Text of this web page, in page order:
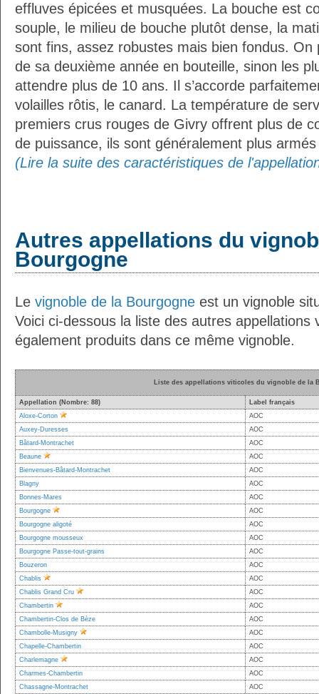
effluves épicées et musquées. La bouche est
souple, le milieu de bouche plutôt dense, la
sont fins, assez robustes mais bien fondus. On
de sa deuxième année en bouteille, sinon les
attendre plus de 10 ans. Il s’accorde
volailles rôtis, le canard. La température de
premiers crus rouges de Givry offrent plus de
de puissance, ils sont généralement plus
(Lire la suite des caractéristiques de
Autres appellations du
Bourgogne
Le vignoble de la Bourgogne est un vignoble
Voici ci-dessous la liste des autres appellations
également produits dans ce même vignoble.
Liste des appellations viticoles du vignoble de la
Appellation (Nombre: 88)
Label français
Aloxe-Corton
AOC
Auxey-Duresses
AOC
Bâtard-Montrachet
AOC
Beaune
AOC
Bienvenues-Bâtard-Montrachet
AOC
Blagny
AOC
Bonnes-Mares
AOC
Bourgogne
AOC
Bourgogne aligoté
AOC
Bourgogne mousseux
AOC
Bourgogne Passe-tout-grains
AOC
Bouzeron
AOC
Chablis
AOC
Chablis Grand Cru
AOC
Chambertin
AOC
Chambertin-Clos de Bèze
AOC
Chambolle-Musigny
AOC
Chapelle-Chambertin
AOC
Charlemagne
AOC
Charmes-Chambertin
AOC
Chassagne-Montrachet
AOC